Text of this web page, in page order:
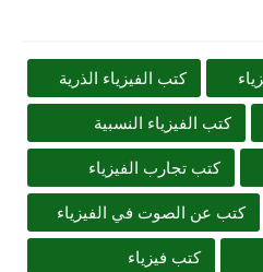
كتب الفيزياء الذرية
كتب الفيزياء النسبية
كتب تجارب الفيزياء
كتب عن الصوت في الفيزياء
كتب فيزياء